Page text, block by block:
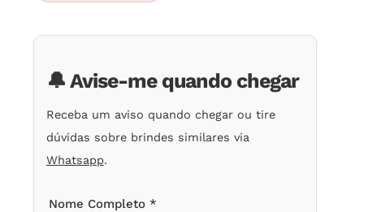
em
clientes
🔔 Avise-me quando chegar
Receba um aviso quando chegar ou tire
dúvidas sobre brindes similares via
Whatsapp.
Nome Completo *